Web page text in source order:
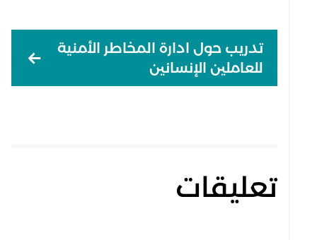
تدريب حول ادارة المخاطر الأمنية
للعاملين الإنسانين
تعليقات